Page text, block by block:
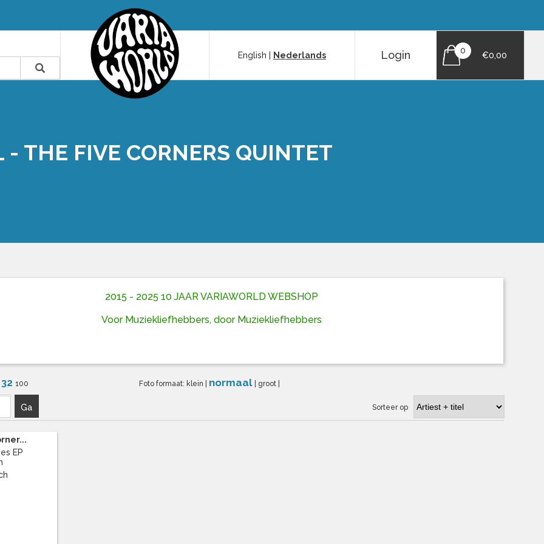
English
Nederlands Login 0 €0,00
- THE FIVE CORNERS QUINTET
2015 - 2025 10 JAAR VARIAWORLD WEBSHOP
Voor Muziekliefhebbers, door Muziekliefhebbers
32 100 Foto formaat: klein normaal groot
Ga Sorteer op
EP